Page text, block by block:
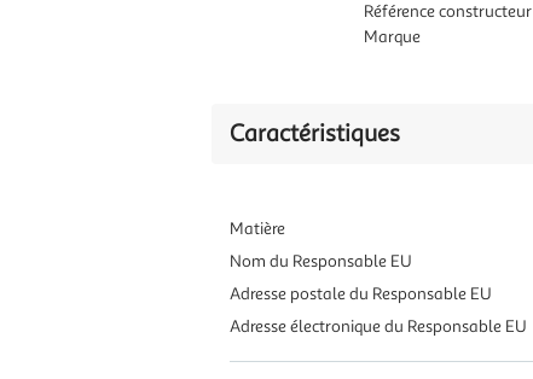
Référence constructeur
Marque
Caractéristiques
Matière
Nom du Responsable EU
Adresse postale du Responsable EU
Adresse électronique du Responsable EU